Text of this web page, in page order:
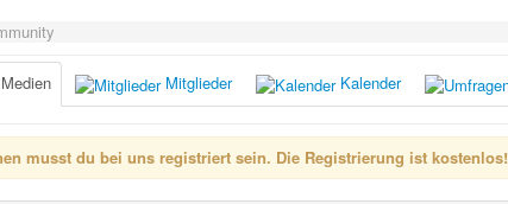
Medien Mitglieder Kalender
musst du bei uns registriert sein. Die Registrierung ist kostenlos!